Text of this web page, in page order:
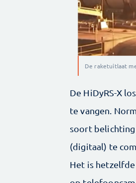
De raketuitlaat
De HiDyRS-X
te vangen.
soort belichting
(digitaal) te
Het is